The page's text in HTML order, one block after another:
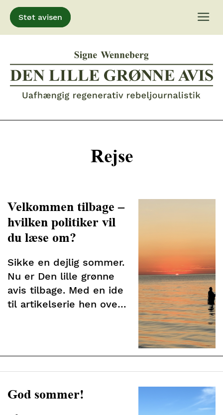
Gå
til
indhold
Støt avisen
Rejse
Velkommen tilbage –
hvilken politiker vil
du læse om?
Sikke en dejlig sommer.
Nu er Den lille grønne
avis tilbage. Med en ide
til artikelserie hen over
God sommer!